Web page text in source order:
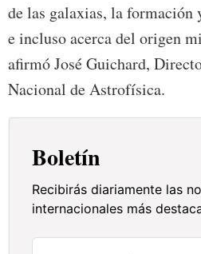
de las galaxias, la formación
e incluso acerca del origen
afirmó José Guichard,
Nacional de Astrofísica.
Boletín
Recibirás diariamente las
internacionales más